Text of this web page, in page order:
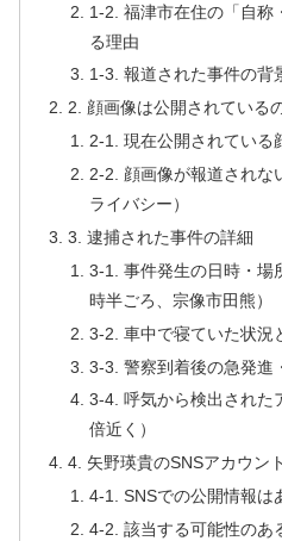
1-2. 福津市在住の「自称
る理由
1-3. 報道された事件の背
2. 顔画像は公開されている
2-1. 現在公開されている
2-2. 顔画像が報道されな
ライバシー）
3. 逮捕された事件の詳細
3-1. 事件発生の日時・場
時半ごろ、宗像市田熊）
3-2. 車中で寝ていた状況
3-3. 警察到着後の急発進
3-4. 呼気から検出された
倍近く）
4. 矢野瑛貴のSNSアカウン
4-1. SNSでの公開情報は
4-2. 該当する可能性のあ